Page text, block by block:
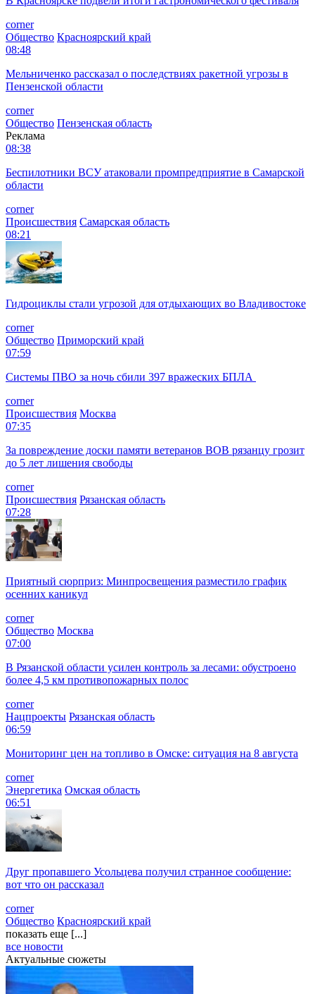
corner
Общество Красноярский край
08:48
Мельниченко рассказал о последствиях ракетной угрозы в
Пензенской области
corner
Общество Пензенская область
Реклама
08:38
Беспилотники ВСУ атаковали промпредприятие в Самарской
области
corner
Происшествия Самарская область
08:21
Гидроциклы стали угрозой для отдыхающих во Владивостоке
corner
Общество Приморский край
07:59
Системы ПВО за ночь сбили 397 вражеских БПЛА
corner
Происшествия Москва
07:35
За повреждение доски памяти ветеранов ВОВ рязанцу грозит
до 5 лет лишения свободы
corner
Происшествия Рязанская область
07:28
Приятный сюрприз: Минпросвещения разместило график
осенних каникул
corner
Общество Москва
07:00
В Рязанской области усилен контроль за лесами: обустроено
более 4,5 км противопожарных полос
corner
Нацпроекты Рязанская область
06:59
Мониторинг цен на топливо в Омске: ситуация на 8 августа
corner
Энергетика Омская область
06:51
Друг пропавшего Усольцева получил странное сообщение:
вот что он рассказал
corner
Общество Красноярский край
показать еще [...]
все новости
Актуальные сюжеты